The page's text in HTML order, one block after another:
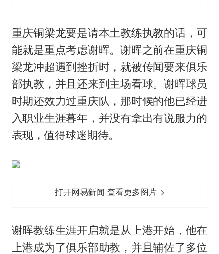
重庆铜梁龙要是请本土教练执教的话，可
能就是重点考虑谢晖。谢晖之前在重庆铜
梁龙冲超遇到挫折时，就被传闻要来俱乐
部执教，并且还来到主场看球。谢晖球员
时期还效力过重庆队，那时候的他已经进
入职业生涯暮年，并没有拿出有说服力的
表现，值得球迷期待。
打开网易新闻 查看更多图片
谢晖教练生涯开启就是从上港开始，他在
上港成为了俱乐部助教，并且辅佐了多位